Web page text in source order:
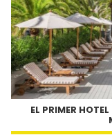
EL PRIMER